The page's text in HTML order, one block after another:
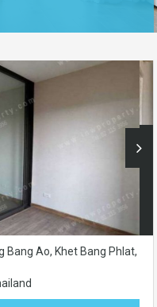
Bang Ao, Khet Bang Phlat,